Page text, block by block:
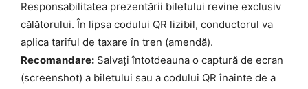
Responsabilitatea prezentării biletului revine exclusiv
călătorului. În lipsa codului QR lizibil, conductorul va
aplica tariful de taxare în tren (amendă).
Recomandare: Salvați întotdeauna o captură de ecran
(screenshot) a biletului sau a codului QR înainte de a